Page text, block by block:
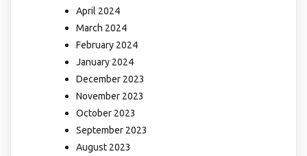
April 2024
March 2024
February 2024
January 2024
December 2023
November 2023
October 2023
September 2023
August 2023